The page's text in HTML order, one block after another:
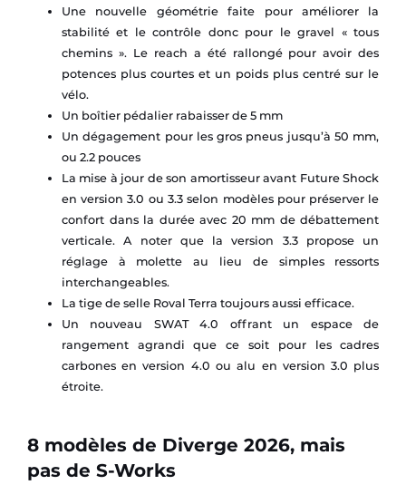
Une nouvelle géométrie faite pour améliorer la
stabilité et le contrôle donc pour le gravel « tous
chemins ». Le reach a été rallongé pour avoir des
potences plus courtes et un poids plus centré sur le
vélo.
Un boîtier pédalier rabaisser de 5 mm
Un dégagement pour les gros pneus jusqu’à 50 mm,
ou 2.2 pouces
La mise à jour de son amortisseur avant Future Shock
en version 3.0 ou 3.3 selon modèles pour préserver le
confort dans la durée avec 20 mm de débattement
verticale. A noter que la version 3.3 propose un
réglage à molette au lieu de simples ressorts
interchangeables.
La tige de selle Roval Terra toujours aussi efficace.
Un nouveau SWAT 4.0 offrant un espace de
rangement agrandi que ce soit pour les cadres
carbones en version 4.0 ou alu en version 3.0 plus
étroite.
8 modèles de Diverge 2026, mais
pas de S-Works